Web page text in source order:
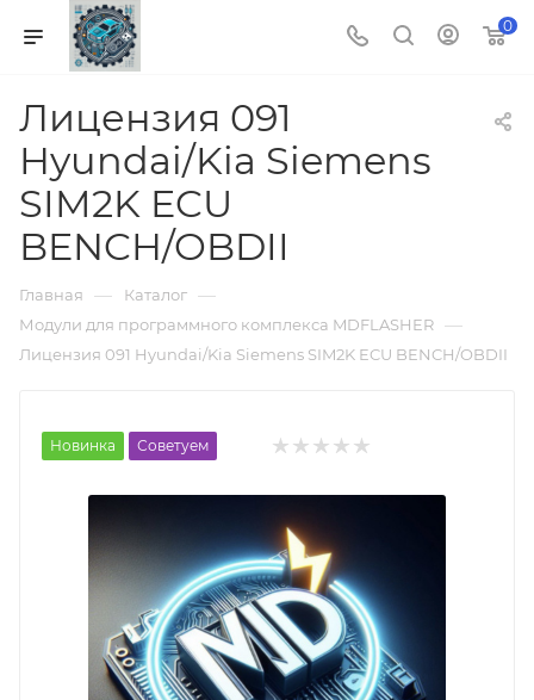
0
Лицензия 091
Hyundai/Kia Siemens
SIM2K ECU
BENCH/OBDII
Главная — Каталог —
Модули для программного комплекса MDFLASHER —
Лицензия 091 Hyundai/Kia Siemens SIM2K ECU BENCH/OBDII
Новинка Советуем